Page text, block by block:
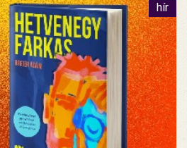
hír